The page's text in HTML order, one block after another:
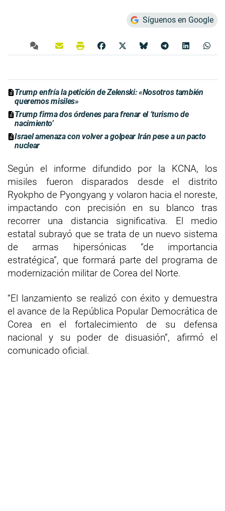
Síguenos en Google
Trump enfría la petición de Zelenski: «Nosotros también
queremos misiles»
Trump firma dos órdenes para frenar el ‘turismo de
nacimiento’
Israel amenaza con volver a golpear Irán pese a un pacto
nuclear
Según el informe difundido por la KCNA, los
misiles fueron disparados desde el distrito
Ryokpho de Pyongyang y volaron hacia el noreste,
impactando con precisión en su blanco tras
recorrer una distancia significativa. El medio
estatal subrayó que se trata de un nuevo sistema
de armas hipersónicas “de importancia
estratégica”, que formará parte del programa de
modernización militar de Corea del Norte.
“El lanzamiento se realizó con éxito y demuestra
el avance de la República Popular Democrática de
Corea en el fortalecimiento de su defensa
nacional y su poder de disuasión”, afirmó el
comunicado oficial.